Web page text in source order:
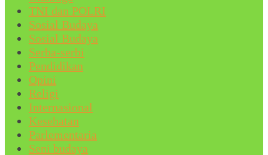
TNI dan POLRI
Sosial Budaya
Sosial Budaya
Serba-serbi
Pendidikan
Opini
Religi
Internasional
Kesehatan
Parlementaria
Seni budaya